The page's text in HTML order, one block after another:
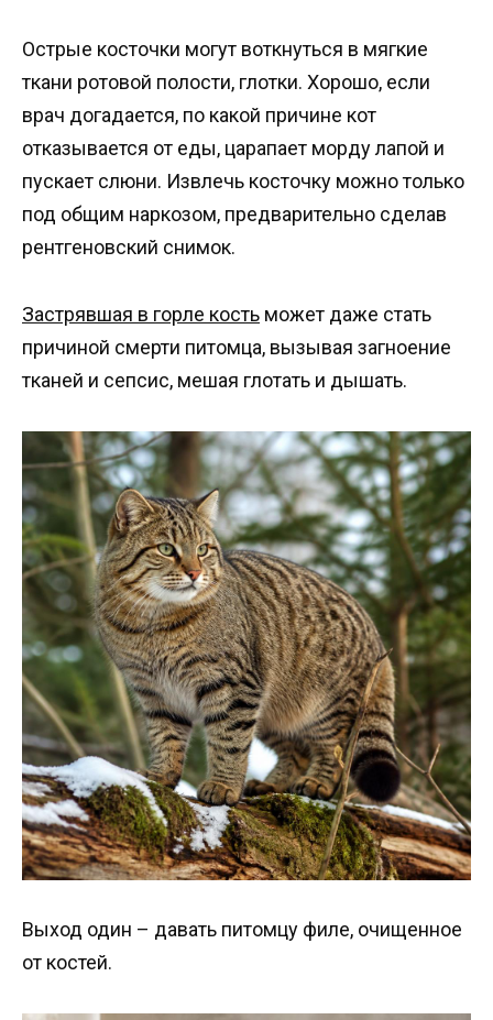
Острые косточки могут воткнуться в мягкие
ткани ротовой полости, глотки. Хорошо, если
врач догадается, по какой причине кот
отказывается от еды, царапает морду лапой и
пускает слюни. Извлечь косточку можно только
под общим наркозом, предварительно сделав
рентгеновский снимок.
Застрявшая в горле кость может даже стать
причиной смерти питомца, вызывая загноение
тканей и сепсис, мешая глотать и дышать.
Выход один – давать питомцу филе, очищенное
от костей.